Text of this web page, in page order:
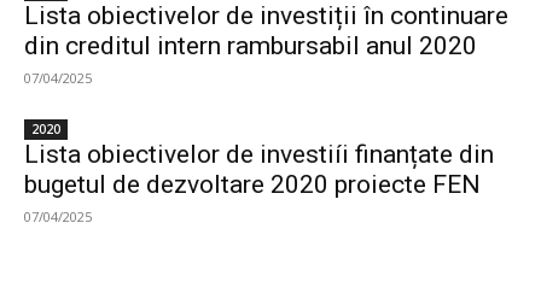
Lista obiectivelor de investiții în continuare
din creditul intern rambursabil anul 2020
07/04/2025
2020
Lista obiectivelor de investiíi finanțate din
bugetul de dezvoltare 2020 proiecte FEN
07/04/2025